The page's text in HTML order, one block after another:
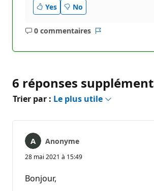
Yes
No
0 commentaires
Aucun
6 réponses
Trier par : Le plus utile
Anonyme
28 mai 2021 à 15:49
Bonjour,